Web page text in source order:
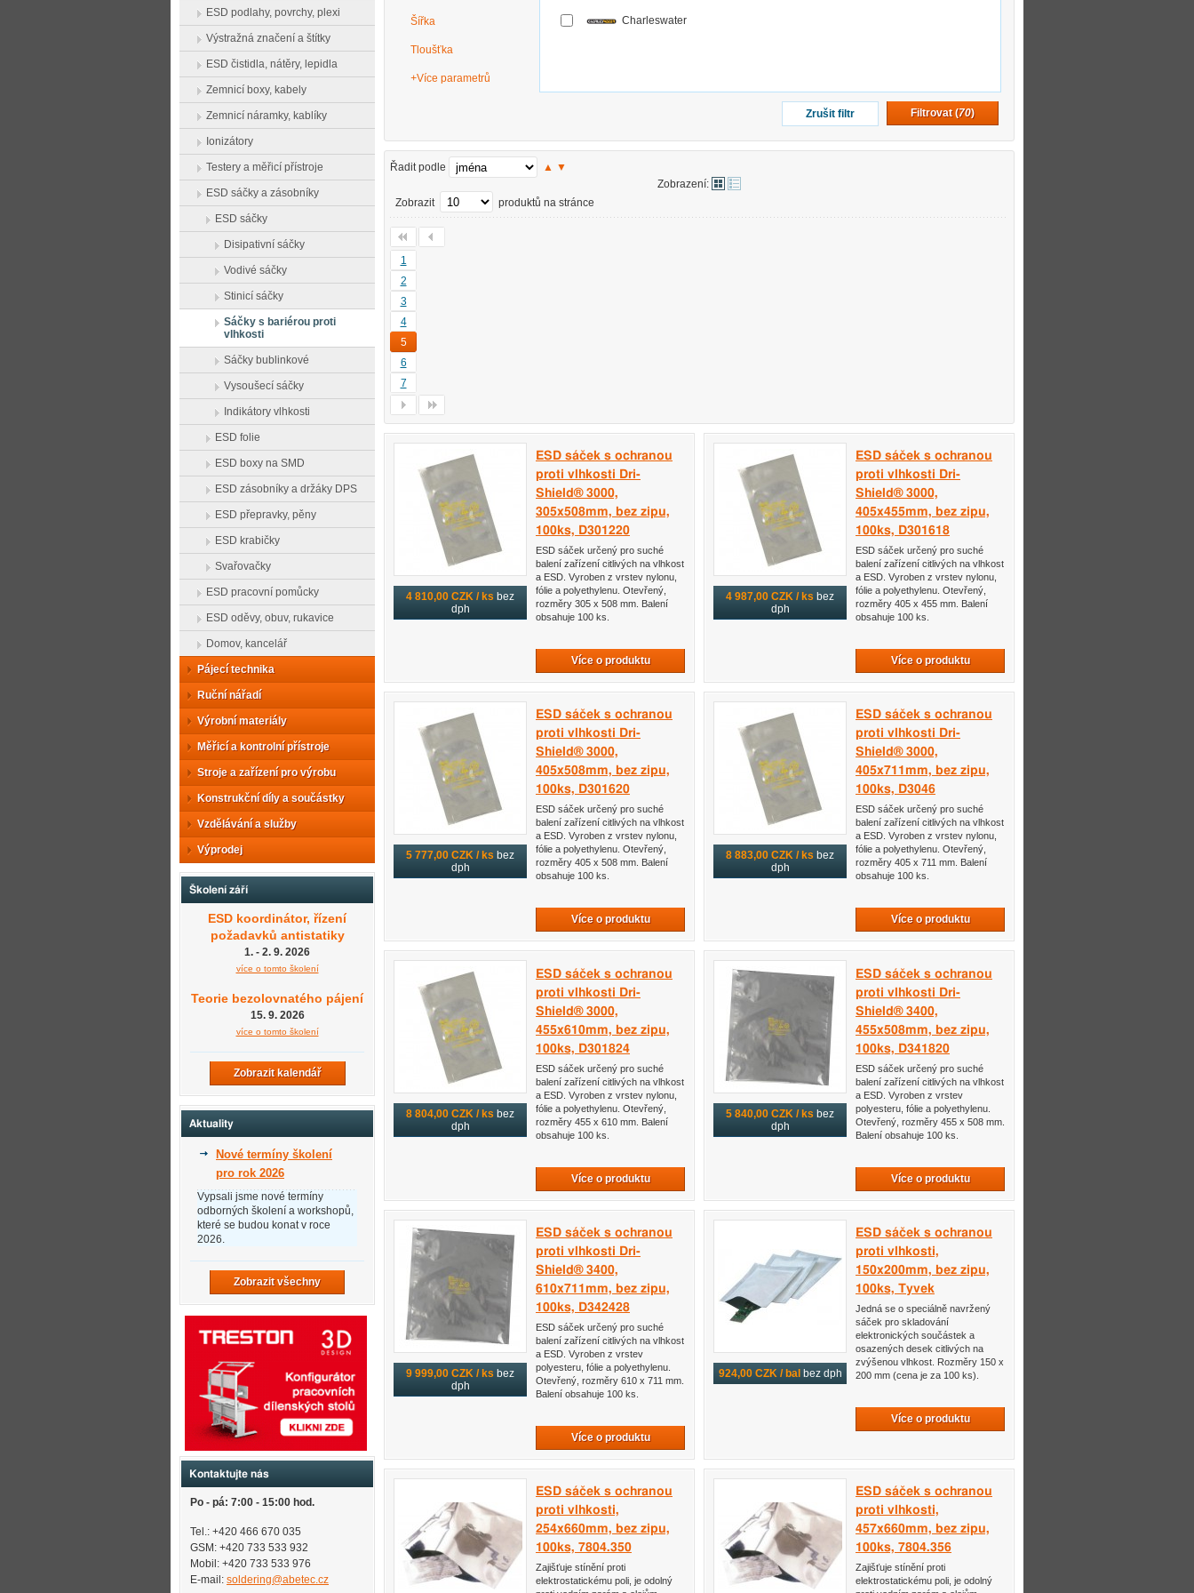
Šířka
Tloušťka
+Více parametrů
Charleswater
Zrušit filtr Filtrovat (70)
Řadit podle ▲ ▼
Zobrazení:
Zobrazit
produktů na stránce
1
2
3
4
5
6
7
4 810,00 CZK / ks bez
dph
ESD sáček s ochranou
proti vlhkosti Dri-
Shield® 3000,
305x508mm, bez zipu,
100ks, D301220
ESD sáček určený pro suché
balení zařízení citlivých na vlhkost
a ESD. Vyroben z vrstev nylonu,
fólie a polyethylenu. Otevřený,
rozměry 305 x 508 mm. Balení
obsahuje 100 ks.
Více o produktu
4 987,00 CZK / ks bez
dph
ESD sáček s ochranou
proti vlhkosti Dri-
Shield® 3000,
405x455mm, bez zipu,
100ks, D301618
ESD sáček určený pro suché
balení zařízení citlivých na vlhkost
a ESD. Vyroben z vrstev nylonu,
fólie a polyethylenu. Otevřený,
rozměry 405 x 455 mm. Balení
obsahuje 100 ks.
Více o produktu
5 777,00 CZK / ks bez
dph
ESD sáček s ochranou
proti vlhkosti Dri-
Shield® 3000,
405x508mm, bez zipu,
100ks, D301620
ESD sáček určený pro suché
balení zařízení citlivých na vlhkost
a ESD. Vyroben z vrstev nylonu,
fólie a polyethylenu. Otevřený,
rozměry 405 x 508 mm. Balení
obsahuje 100 ks.
Více o produktu
8 883,00 CZK / ks bez
dph
ESD sáček s ochranou
proti vlhkosti Dri-
Shield® 3000,
405x711mm, bez zipu,
100ks, D3046
ESD sáček určený pro suché
balení zařízení citlivých na vlhkost
a ESD. Vyroben z vrstev nylonu,
fólie a polyethylenu. Otevřený,
rozměry 405 x 711 mm. Balení
obsahuje 100 ks.
Více o produktu
8 804,00 CZK / ks bez
dph
ESD sáček s ochranou
proti vlhkosti Dri-
Shield® 3000,
455x610mm, bez zipu,
100ks, D301824
ESD sáček určený pro suché
balení zařízení citlivých na vlhkost
a ESD. Vyroben z vrstev nylonu,
fólie a polyethylenu. Otevřený,
rozměry 455 x 610 mm. Balení
obsahuje 100 ks.
Více o produktu
5 840,00 CZK / ks bez
dph
ESD sáček s ochranou
proti vlhkosti Dri-
Shield® 3400,
455x508mm, bez zipu,
100ks, D341820
ESD sáček určený pro suché
balení zařízení citlivých na vlhkost
a ESD. Vyroben z vrstev
polyesteru, fólie a polyethylenu.
Otevřený, rozměry 455 x 508 mm.
Balení obsahuje 100 ks.
Více o produktu
9 999,00 CZK / ks bez
dph
ESD sáček s ochranou
proti vlhkosti Dri-
Shield® 3400,
610x711mm, bez zipu,
100ks, D342428
ESD sáček určený pro suché
balení zařízení citlivých na vlhkost
a ESD. Vyroben z vrstev
polyesteru, fólie a polyethylenu.
Otevřený, rozměry 610 x 711 mm.
Balení obsahuje 100 ks.
Více o produktu
924,00 CZK / bal bez dph
ESD sáček s ochranou
proti vlhkosti,
150x200mm, bez zipu,
100ks, Tyvek
Jedná se o speciálně navržený
sáček pro skladování
elektronických součástek a
osazených desek citlivých na
zvýšenou vlhkost. Rozměry 150 x
200 mm (cena je za 100 ks).
Více o produktu
ESD sáček s ochranou
proti vlhkosti,
254x660mm, bez zipu,
100ks, 7804.350
Zajišťuje stínění proti
elektrostatickému poli, je odolný
ESD sáček s ochranou
proti vlhkosti,
457x660mm, bez zipu,
100ks, 7804.356
Zajišťuje stínění proti
elektrostatickému poli, je odolný
ESD podlahy, povrchy, plexi
Výstražná značení a štítky
ESD čistidla, nátěry, lepidla
Zemnicí boxy, kabely
Zemnicí náramky, kablíky
Ionizátory
Testery a měřicí přístroje
ESD sáčky a zásobníky
ESD sáčky
Disipativní sáčky
Vodivé sáčky
Stinicí sáčky
Sáčky s bariérou proti
vlhkosti
Sáčky bublinkové
Vysoušecí sáčky
Indikátory vlhkosti
ESD folie
ESD boxy na SMD
ESD zásobníky a držáky DPS
ESD přepravky, pěny
ESD krabičky
Svařovačky
ESD pracovní pomůcky
ESD oděvy, obuv, rukavice
Domov, kancelář
Pájecí technika
Ruční nářadí
Výrobní materiály
Měřicí a kontrolní přístroje
Stroje a zařízení pro výrobu
Konstrukční díly a součástky
Vzdělávání a služby
Výprodej
Školení září
ESD koordinátor, řízení
požadavků antistatiky
1. - 2. 9. 2026
více o tomto školení
Teorie bezolovnatého pájení
15. 9. 2026
více o tomto školení
Zobrazit kalendář
Aktuality
Nové termíny školení
pro rok 2026
Vypsali jsme nové termíny
odborných školení a workshopů,
které se budou konat v roce
2026.
Zobrazit všechny
Kontaktujte nás
Po - pá: 7:00 - 15:00 hod.
Tel.: +420 466 670 035
GSM: +420 733 533 932
Mobil: +420 733 533 976
E-mail: soldering@abetec.cz